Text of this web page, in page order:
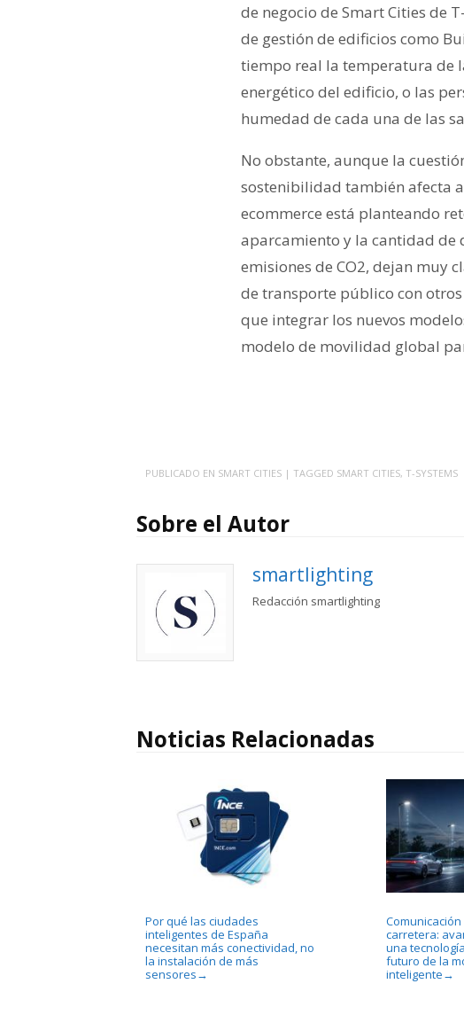
de negocio de Smart Cities de
de gestión de edificios como
tiempo real la temperatura de
energético del edificio, o las
humedad de cada una de las
No obstante, aunque la
sostenibilidad también afecta
ecommerce está planteando
aparcamiento y la cantidad de
emisiones de CO2, dejan muy
de transporte público con
que integrar los nuevos
modelo de movilidad global
PUBLICADO EN SMART CITIES | TAGGED SMART CITIES, T-SYSTEMS
Sobre el Autor
smartlighting
Redacción smartlighting
Noticias Relacionadas
Por qué las ciudades
inteligentes de España
necesitan más conectividad, no
la instalación de más
sensores →
carretera:
una
futuro de la
inteligente →